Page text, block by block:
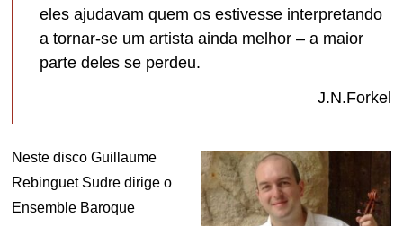
eles ajudavam quem os estivesse interpretando
a tornar-se um artista ainda melhor – a maior
parte deles se perdeu.
J.N.Forkel
Neste disco Guillaume
Rebinguet Sudre dirige o
Ensemble Baroque